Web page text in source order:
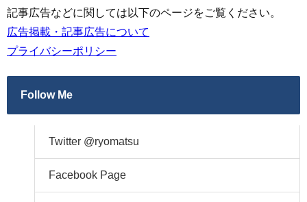
記事広告などに関しては以下のページをご覧ください。
広告掲載・記事広告について
プライバシーポリシー
Follow Me
Twitter @ryomatsu
Facebook Page